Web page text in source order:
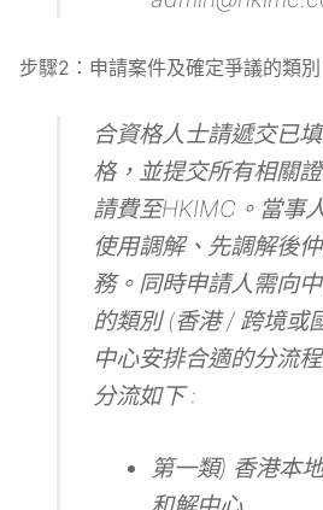
步驟2：申請案件及確定爭議的類
合資格人士請遞交已
格，並提交所有相關
請費至HKIMC。當事
使用調解、先調解後
務。同時申請人需向
的類別 (香港 / 跨境或
中心安排合適的分流
分流如下 :
第一類) 香港本